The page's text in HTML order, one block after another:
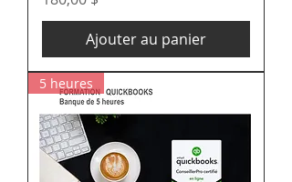
Ajouter au panier
5 heures